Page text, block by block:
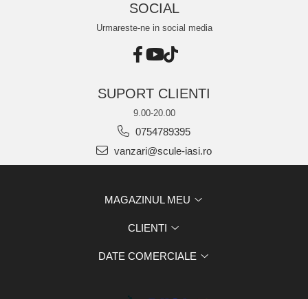
SOCIAL
Urmareste-ne in social media
SUPORT CLIENTI
9.00-20.00
0754789395
vanzari@scule-iasi.ro
MAGAZINUL MEU
CLIENTI
DATE COMERCIALE